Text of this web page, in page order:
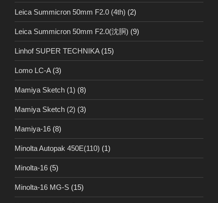
Leica Summicron 50mm F2.0 (4th) (2)
Leica Summicron 50mm F2.0(沈胴) (9)
Linhof SUPER TECHNIKA(15)
Lomo LC-A(3)
Mamiya Sketch (1) (8)
Mamiya Sketch (2) (3)
Mamiya-16 (8)
Minolta Autopak 450E(110) (1)
Minolta-16 (5)
Minolta-16 MG-S (15)